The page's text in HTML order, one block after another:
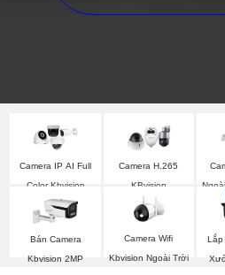
Camera IP AI Full
Color Kbvision
Camera H.265
KBvision
Bán Camera
Kbvision 2MP
Camera Wifi
Kbvision Ngoài Trời
Lắp